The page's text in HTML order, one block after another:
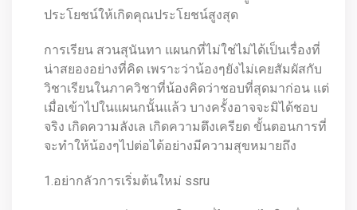
ประโยชน์ให้เกิดคุณประโยชน์สูงสุด
การเรียน สวนสุนันทา แผนกที่ไม่ใช่ไม่ได้เป็นเรื่องที่
น่าสยองอย่างที่คิด เพราะว่าน้องๆยังไม่เคยสัมผัสกับ
วิชาเรียนในภาควิชาที่น้องคิดว่าชอบที่สุดมาก่อน แต่
เมื่อเข้าไปในแผนกนั้นแล้ว บางครั้งอาจจะมิได้ชอบ
จริง เกิดความลังเล เกิดความตึงเครียด ขั้นตอนการที่
จะทำให้น้องๆไปต่อได้อย่างมีความสุขหมายถึง
1.อย่ากลัวการเริ่มต้นใหม่ ssru